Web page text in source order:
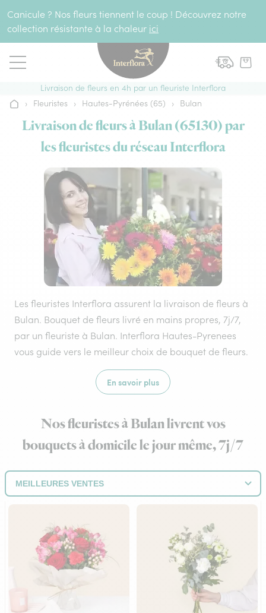
Canicule ? Nos fleurs tiennent le coup ! Découvrez notre
collection résistante à la chaleur ici
Livraison de fleurs en 4h par un fleuriste Interflora
Accueil
› Fleuristes › Hautes-Pyrénées (65) › Bulan
Livraison de fleurs à Bulan (65130) par
les fleuristes du réseau Interflora
Les fleuristes Interflora assurent la livraison de fleurs à
Bulan. Bouquet de fleurs livré en mains propres, 7j/7,
par un fleuriste à Bulan. Interflora Hautes-Pyrenees
vous guide vers le meilleur choix de bouquet de fleurs.
En savoir plus
Nos fleuristes à Bulan livrent vos
bouquets à domicile le jour même, 7j/7